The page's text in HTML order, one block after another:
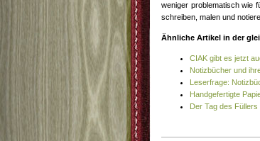
weniger problematisch wie
schreiben, malen und
Ähnliche Artikel in der
CIAK gibt es jetzt
Notizbücher und
Leserfrage:
Handgefertigte
Der Tag des Füllers